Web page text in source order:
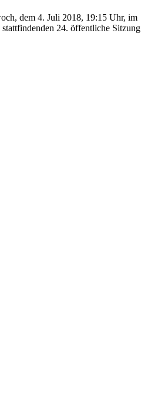
dem 4. Juli 2018, 19:15 Uhr, im
stattfindenden 24. öffentliche Sitzung